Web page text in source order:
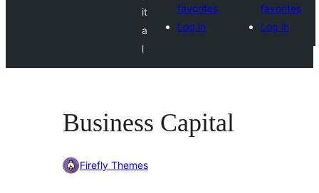
it
a
l
favorites
Log in
favorites
Log in
Business Capital
Firefly Themes